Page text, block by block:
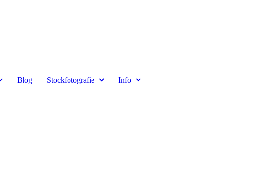
Blog Stockfotografie Info